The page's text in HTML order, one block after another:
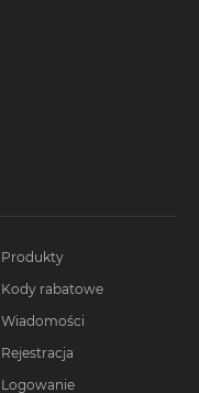
Produkty
Kody rabatowe
Wiadomości
Rejestracja
Logowanie